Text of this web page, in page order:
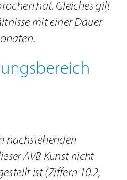
hat. Gleiches gilt
mit einer Dauer
nachstehenden
AVB Kunst nicht
ist (Ziffern 10.2,